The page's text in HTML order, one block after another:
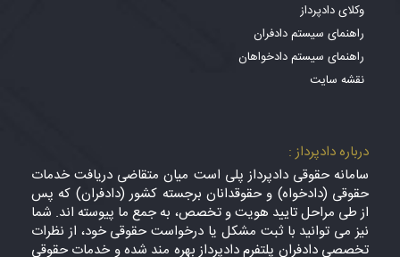
وکلای دادپرداز
راهنمای سیستم دادفران
راهنمای سیستم دادخواهان
نقشه سایت
درباره دادپرداز :
سامانه حقوقی دادپرداز پلی است میان متقاضی دریافت خدمات
حقوقی (دادخواه) و حقوقدانان برجسته کشور (دادفران) که پس
از طی مراحل تایید هویت و تخصص، به جمع ما پیوسته اند. شما
نیز می توانید با ثبت مشکل یا درخواست حقوقی خود، از نظرات
تخصصی دادفران پلتفرم دادپرداز بهره مند شده و خدمات حقوقی